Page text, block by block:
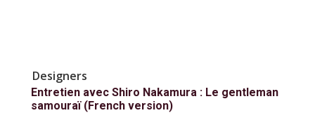
Designers
Entretien avec Shiro Nakamura : Le gentleman
samouraï (French version)